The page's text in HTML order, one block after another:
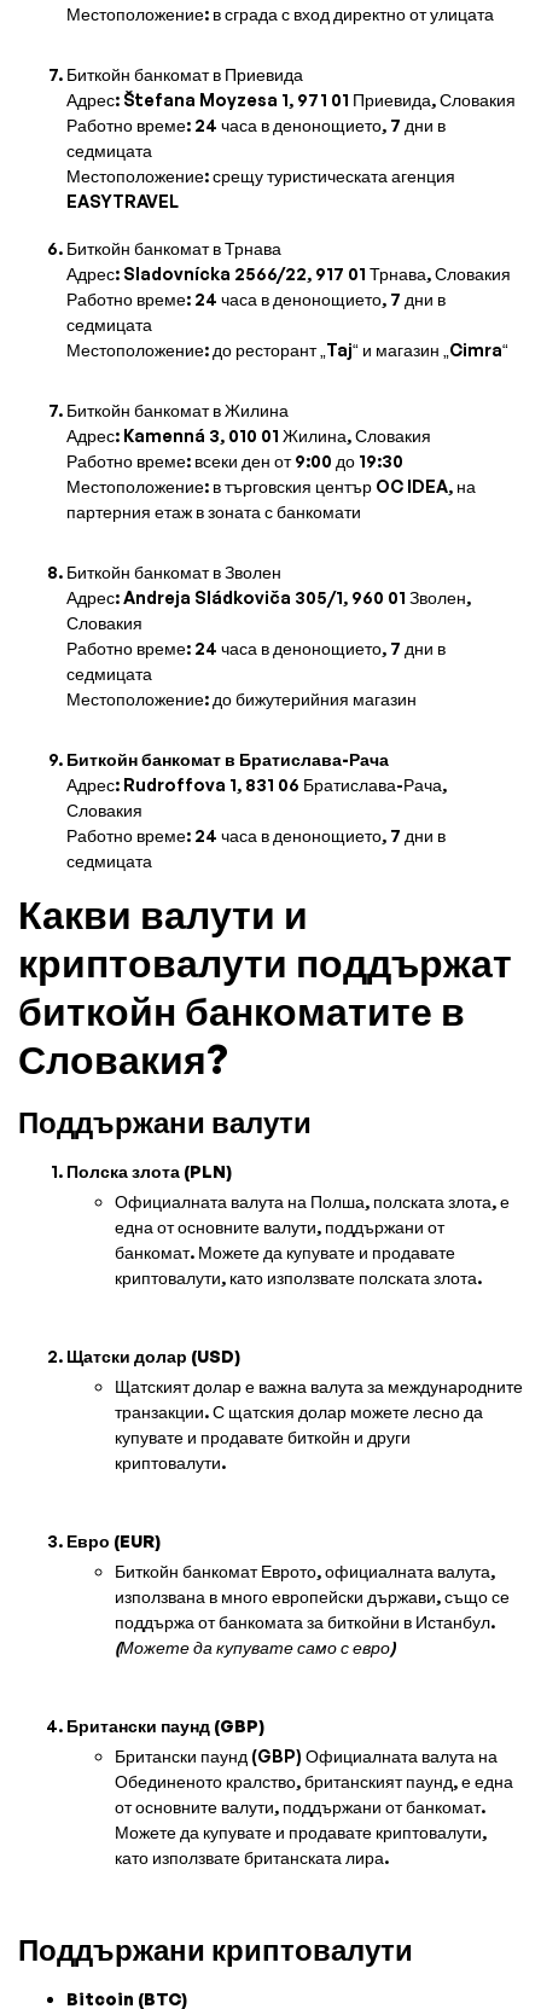
Местоположение: в сграда с вход директно от улицата
Биткойн банкомат в Приевида
Адрес: Štefana Moyzesa 1, 971 01 Приевида, Словакия
Работно време: 24 часа в денонощието, 7 дни в
седмицата
Местоположение: срещу туристическата агенция
EASYTRAVEL
Биткойн банкомат в Трнава
Адрес: Sladovnícka 2566/22, 917 01 Трнава, Словакия
Работно време: 24 часа в денонощието, 7 дни в
седмицата
Местоположение: до ресторант „Taj“ и магазин „Cimra“
Биткойн банкомат в Жилина
Адрес: Kamenná 3, 010 01 Жилина, Словакия
Работно време: всеки ден от 9:00 до 19:30
Местоположение: в търговския център OC IDEA, на
партерния етаж в зоната с банкомати
Биткойн банкомат в Зволен
Адрес: Andreja Sládkoviča 305/1, 960 01 Зволен,
Словакия
Работно време: 24 часа в денонощието, 7 дни в
седмицата
Местоположение: до бижутерийния магазин
Биткойн банкомат в Братислава-Рача
Адрес: Rudroffova 1, 831 06 Братислава-Рача,
Словакия
Работно време: 24 часа в денонощието, 7 дни в
седмицата
Какви валути и
криптовалути поддържат
биткойн банкоматите в
Словакия?
Поддържани валути
Полска злота (PLN)
Официалната валута на Полша, полската злота, е
една от основните валути, поддържани от
банкомат. Можете да купувате и продавате
криптовалути, като използвате полската злота.
Щатски долар (USD)
Щатският долар е важна валута за международните
транзакции. С щатския долар можете лесно да
купувате и продавате биткойн и други
криптовалути.
Евро (EUR)
Биткойн банкомат Еврото, официалната валута,
използвана в много европейски държави, също се
поддържа от банкомата за биткойни в Истанбул.
(Можете да купувате само с евро)
Британски паунд (GBP)
Британски паунд (GBP) Официалната валута на
Обединеното кралство, британският паунд, е една
от основните валути, поддържани от банкомат.
Можете да купувате и продавате криптовалути,
като използвате британската лира.
Поддържани криптовалути
Bitcoin (BTC)